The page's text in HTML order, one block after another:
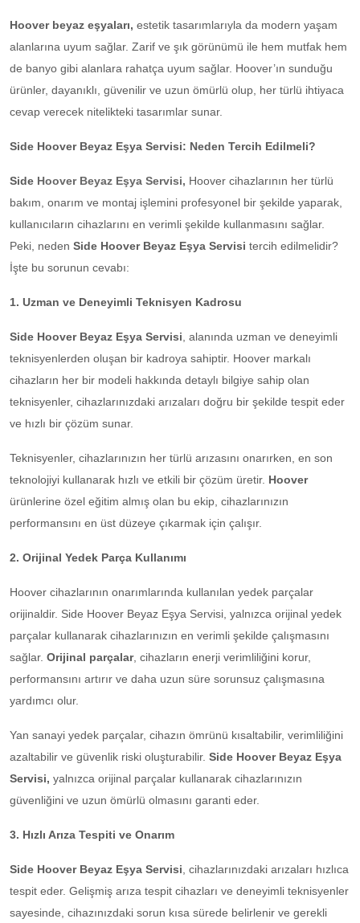
Hoover beyaz eşyaları, estetik tasarımlarıyla da modern yaşam
alanlarına uyum sağlar. Zarif ve şık görünümü ile hem mutfak hem
de banyo gibi alanlara rahatça uyum sağlar. Hoover’ın sunduğu
ürünler, dayanıklı, güvenilir ve uzun ömürlü olup, her türlü ihtiyaca
cevap verecek nitelikteki tasarımlar sunar.
Side Hoover Beyaz Eşya Servisi: Neden Tercih Edilmeli?
Side Hoover Beyaz Eşya Servisi, Hoover cihazlarının her türlü
bakım, onarım ve montaj işlemini profesyonel bir şekilde yaparak,
kullanıcıların cihazlarını en verimli şekilde kullanmasını sağlar.
Peki, neden Side Hoover Beyaz Eşya Servisi tercih edilmelidir?
İşte bu sorunun cevabı:
1. Uzman ve Deneyimli Teknisyen Kadrosu
Side Hoover Beyaz Eşya Servisi, alanında uzman ve deneyimli
teknisyenlerden oluşan bir kadroya sahiptir. Hoover markalı
cihazların her bir modeli hakkında detaylı bilgiye sahip olan
teknisyenler, cihazlarınızdaki arızaları doğru bir şekilde tespit eder
ve hızlı bir çözüm sunar.
Teknisyenler, cihazlarınızın her türlü arızasını onarırken, en son
teknolojiyi kullanarak hızlı ve etkili bir çözüm üretir. Hoover
ürünlerine özel eğitim almış olan bu ekip, cihazlarınızın
performansını en üst düzeye çıkarmak için çalışır.
2. Orijinal Yedek Parça Kullanımı
Hoover cihazlarının onarımlarında kullanılan yedek parçalar
orijinaldir. Side Hoover Beyaz Eşya Servisi, yalnızca orijinal yedek
parçalar kullanarak cihazlarınızın en verimli şekilde çalışmasını
sağlar. Orijinal parçalar, cihazların enerji verimliliğini korur,
performansını artırır ve daha uzun süre sorunsuz çalışmasına
yardımcı olur.
Yan sanayi yedek parçalar, cihazın ömrünü kısaltabilir, verimliliğini
azaltabilir ve güvenlik riski oluşturabilir. Side Hoover Beyaz Eşya
Servisi, yalnızca orijinal parçalar kullanarak cihazlarınızın
güvenliğini ve uzun ömürlü olmasını garanti eder.
3. Hızlı Arıza Tespiti ve Onarım
Side Hoover Beyaz Eşya Servisi, cihazlarınızdaki arızaları hızlıca
tespit eder. Gelişmiş arıza tespit cihazları ve deneyimli teknisyenler
sayesinde, cihazınızdaki sorun kısa sürede belirlenir ve gerekli